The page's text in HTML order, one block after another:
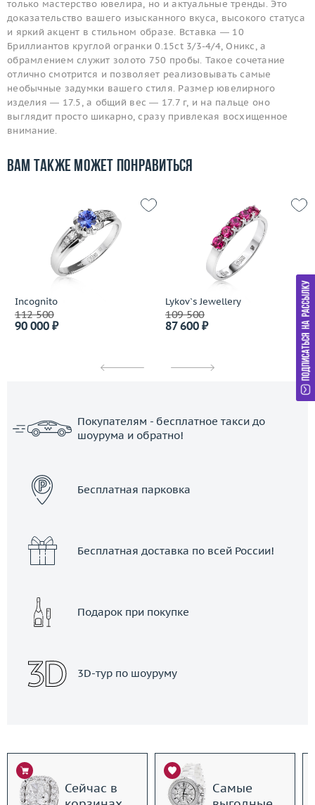
только мастерство ювелира, но и актуальные тренды. Это
доказательство вашего изысканного вкуса, высокого статуса
и яркий акцент в стильном образе. Вставка — 10
Бриллиантов круглой огранки 0.15ct 3/3-4/4, Оникс, а
обрамлением служит золото 750 пробы. Такое сочетание
отлично смотрится и позволяет реализовывать самые
необычные задумки вашего стиля. Размер ювелирного
изделия — 17.5, а общий вес — 17.7 г, и на пальце оно
выглядит просто шикарно, сразу привлекая восхищенное
внимание.
Вам также может понравиться
Incognito
112 500
90 000 ₽
Lykov`s Jewellery
109 500
87 600 ₽
Покупателям - бесплатное такси до
шоурума и обратно!
Бесплатная парковка
Бесплатная доставка по всей России!
Подарок при покупке
3D-тур по шоуруму
Сейчас в
Самые